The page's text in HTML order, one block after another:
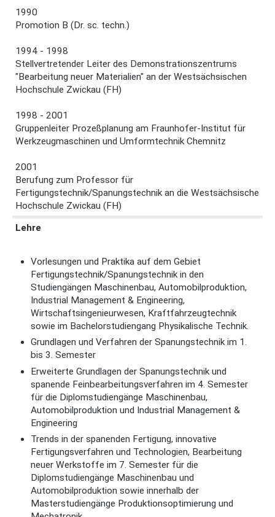
1990
Promotion B (Dr. sc. techn.)
1994 - 1998
Stellvertretender Leiter des Demonstrationszentrums
"Bearbeitung neuer Materialien" an der Westsächsischen
Hochschule Zwickau (FH)
1998 - 2001
Gruppenleiter Prozeßplanung am Fraunhofer-Institut für
Werkzeugmaschinen und Umformtechnik Chemnitz
2001
Berufung zum Professor für
Fertigungstechnik/Spanungstechnik an die Westsächsische
Hochschule Zwickau (FH)
Lehre
Vorlesungen und Praktika auf dem Gebiet
Fertigungstechnik/Spanungstechnik in den
Studiengängen Maschinenbau, Automobilproduktion,
Industrial Management & Engineering,
Wirtschaftsingenieurwesen, Kraftfahrzeugtechnik
sowie im Bachelorstudiengang Physikalische Technik.
Grundlagen und Verfahren der Spanungstechnik im 1.
bis 3. Semester
Erweiterte Grundlagen der Spanungstechnik und
spanende Feinbearbeitungsverfahren im 4. Semester
für die Diplomstudiengänge Maschinenbau,
Automobilproduktion und Industrial Management &
Engineering
Trends in der spanenden Fertigung, innovative
Fertigungsverfahren und Technologien, Bearbeitung
neuer Werkstoffe im 7. Semester für die
Diplomstudiengänge Maschinenbau und
Automobilproduktion sowie innerhalb der
Masterstudiengänge Produktionsoptimierung und